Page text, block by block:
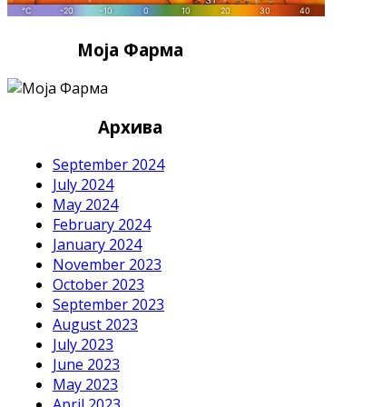
Моја Фарма
Архива
September 2024
July 2024
May 2024
February 2024
January 2024
November 2023
October 2023
September 2023
August 2023
July 2023
June 2023
May 2023